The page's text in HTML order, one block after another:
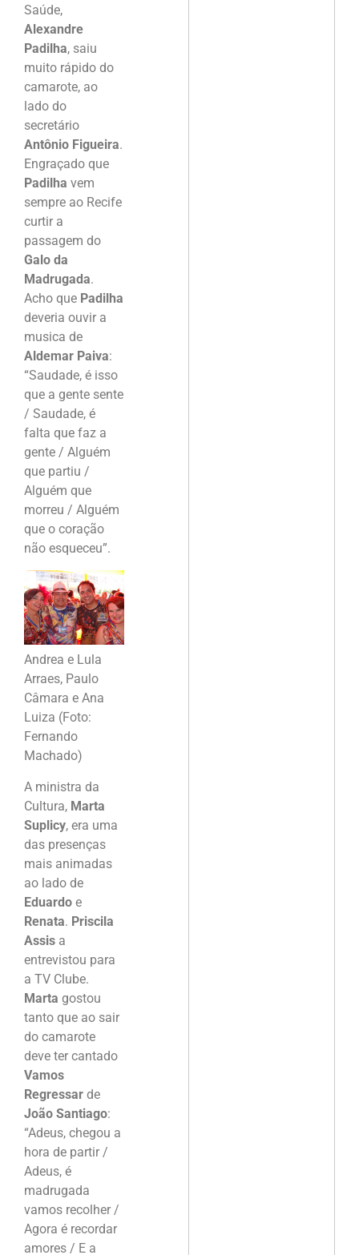
Saúde,
Alexandre
Padilha, saiu
muito rápido do
camarote, ao
lado do
secretário
Antônio Figueira.
Engraçado que
Padilha vem
sempre ao Recife
curtir a
passagem do
Galo da
Madrugada.
Acho que Padilha
deveria ouvir a
musica de
Aldemar Paiva:
“Saudade, é isso
que a gente sente
/ Saudade, é
falta que faz a
gente / Alguém
que partiu /
Alguém que
morreu / Alguém
que o coração
não esqueceu”.
Andrea e Lula
Arraes, Paulo
Câmara e Ana
Luiza (Foto:
Fernando
Machado)
A ministra da
Cultura, Marta
Suplicy, era uma
das presenças
mais animadas
ao lado de
Eduardo e
Renata. Priscila
Assis a
entrevistou para
a TV Clube.
Marta gostou
tanto que ao sair
do camarote
deve ter cantado
Vamos
Regressar de
João Santiago:
“Adeus, chegou a
hora de partir /
Adeus, é
madrugada
vamos recolher /
Agora é recordar
amores / E a